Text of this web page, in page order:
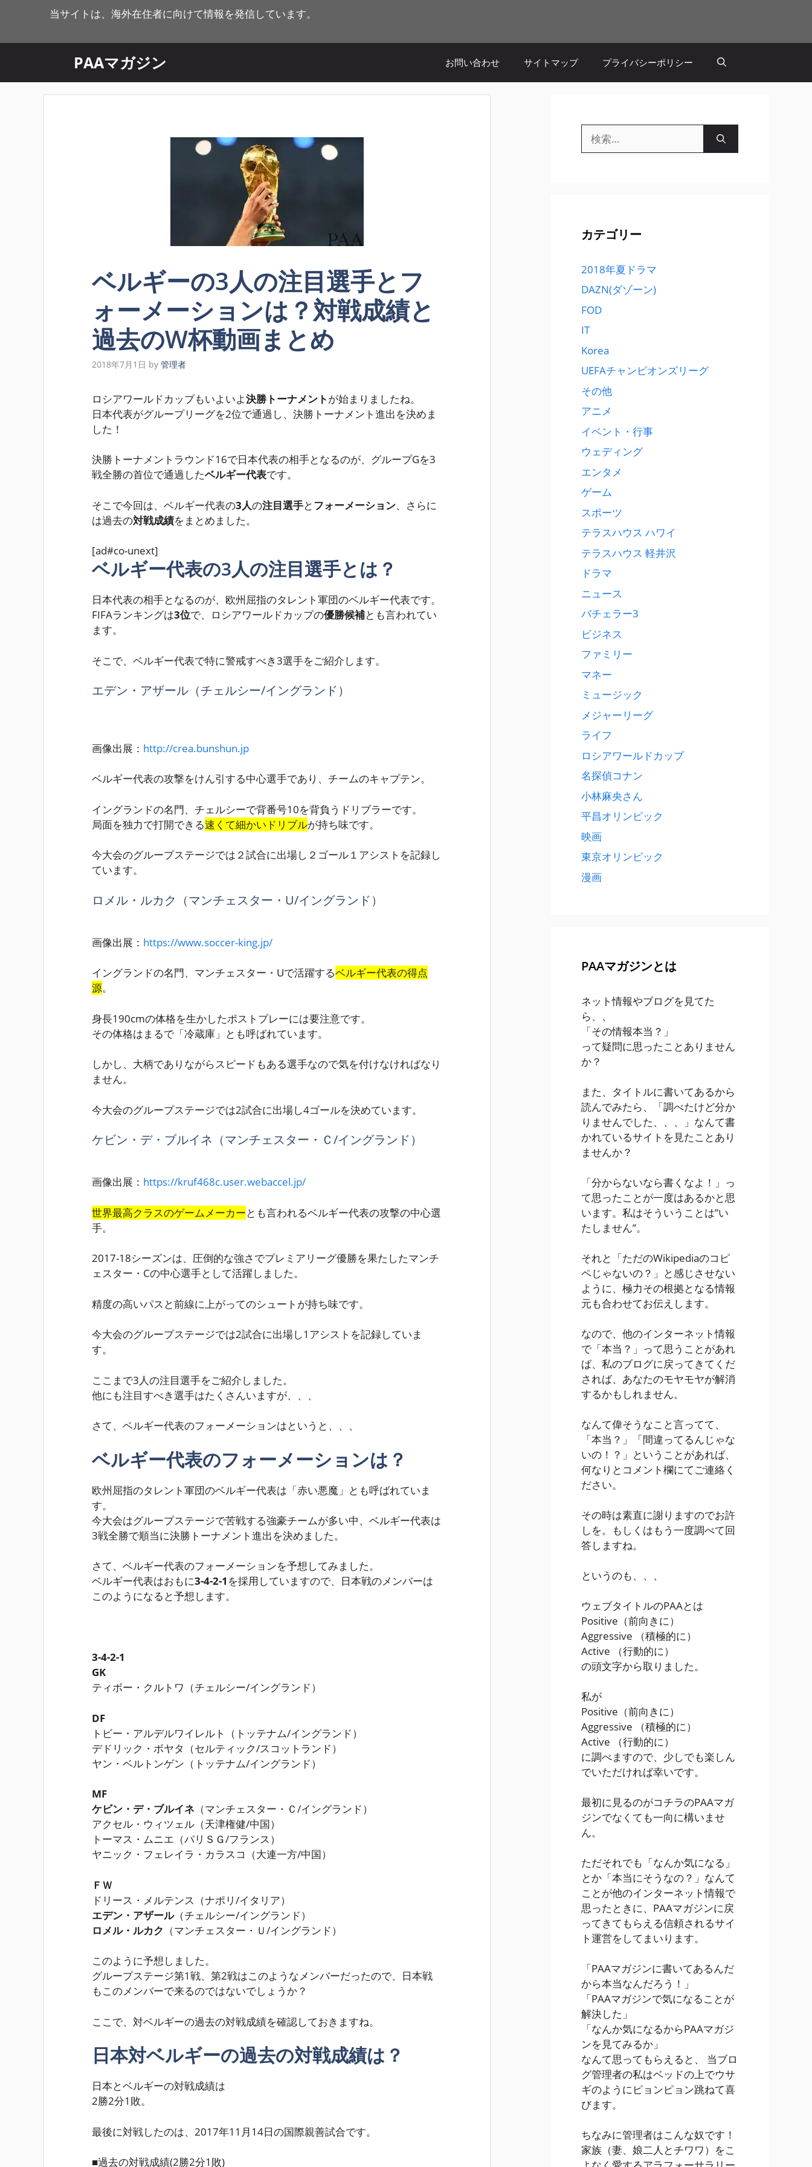
へ
当サイトは、海外在住者に向けて情報を発信しています。
PAAマガジン お問い合わせ サイトマップ プライバシーポリシー
ベルギーの3人の注目選手とフ
ォーメーションは？対戦成績と
過去のW杯動画まとめ
2018年7月1日 by 管理者
ロシアワールドカップもいよいよ決勝トーナメントが始まりましたね。
日本代表がグループリーグを2位で通過し、決勝トーナメント進出を決めま
した！
決勝トーナメントラウンド16で日本代表の相手となるのが、グループGを3
戦全勝の首位で通過したベルギー代表です。
そこで今回は、ベルギー代表の3人の注目選手とフォーメーション、さらに
は過去の対戦成績をまとめました。
[ad#co-unext]
ベルギー代表の3人の注目選手とは？
日本代表の相手となるのが、欧州屈指のタレント軍団のベルギー代表です。
FIFAランキングは3位で、ロシアワールドカップの優勝候補とも言われてい
ます。
そこで、ベルギー代表で特に警戒すべき3選手をご紹介します。
エデン・アザール（チェルシー/イングランド）
画像出展： http://crea.bunshun.jp
ベルギー代表の攻撃をけん引する中心選手であり、チームのキャプテン。
イングランドの名門、チェルシーで背番号10を背負うドリブラーです。
局面を独力で打開できる速くて細かいドリブルが持ち味です。
今大会のグループステージでは２試合に出場し ２ゴール１アシスト を記録し
ています。
ロメル・ルカク（マンチェスター・U/イングランド）
画像出展： https://www.soccer-king.jp/
イングランドの名門、マンチェスター・Uで活躍するベルギー代表の得点
源。
身長190cmの体格を生かしたポストプレーには要注意です。
その体格はまるで「冷蔵庫」とも呼ばれています。
しかし、大柄でありながらスピードもある選手なので気を付けなければなり
ません。
今大会のグループステージでは2試合に出場し4ゴールを決めています。
ケビン・デ・ブルイネ（マンチェスター・Ｃ/イングランド）
画像出展： https://kruf468c.user.webaccel.jp/
世界最高クラスのゲームメーカーとも言われるベルギー代表の攻撃の中心選
手。
2017-18シーズンは、圧倒的な強さでプレミアリーグ優勝を果たしたマンチ
ェスター・Cの中心選手として活躍しました。
精度の高いパス と前線に上がってのシュートが持ち味です。
今大会のグループステージでは2試合に出場し1アシスト を記録していま
す。
ここまで3人の注目選手をご紹介しました。
他にも注目すべき選手はたくさんいますが、、、
さて、ベルギー代表のフォーメーションはというと、、、
ベルギー代表のフォーメーションは？
欧州屈指のタレント軍団のベルギー代表は「赤い悪魔」とも呼ばれていま
す。
今大会はグループステージで苦戦する強豪チームが多い中、ベルギー代表は
3戦全勝で順当に決勝トーナメント進出を決めました。
さて、ベルギー代表のフォーメーションを予想してみました。
ベルギー代表はおもに3-4-2-1 を採用していますので、日本戦のメンバーは
このようになると予想します。
3-4-2-1
GK
ティボー・クルトワ（チェルシー/イングランド）
DF
トビー・アルデルワイレルト（トッテナム/イングランド）
デドリック・ボヤタ（セルティック/スコットランド）
ヤン・ベルトンゲン（トッテナム/イングランド）
MF
ケビン・デ・ブルイネ （マンチェスター・Ｃ/イングランド）
アクセル・ウィツェル（天津権健/中国）
トーマス・ムニエ（パリＳＧ/フランス）
ヤニック・フェレイラ・カラスコ（大連一方/中国）
ＦＷ
ドリース・メルテンス（ナポリ/イタリア）
エデン・アザール（チェルシー/イングランド）
ロメル・ルカク （マンチェスター・Ｕ/イングランド）
このように予想しました。
グループステージ第1戦、第2戦はこのようなメンバーだったので、日本戦
もこのメンバーで来るのではないでしょうか？
ここで、対ベルギーの過去の対戦成績を確認しておきますね。
日本対ベルギーの過去の対戦成績は？
日本とベルギーの対戦成績は
2勝2分1敗。
最後に対戦したのは、2017年11月14日の国際親善試合です。
■過去の対戦成績(2勝2分1敗)
索:
カテゴリー
2018年夏ドラマ
DAZN(ダゾーン)
FOD
IT
Korea
UEFAチャンピオンズリーグ
その他
アニメ
イベント・行事
ウェディング
エンタメ
ゲーム
スポーツ
テラスハウス ハワイ
テラスハウス 軽井沢
ドラマ
ニュース
バチェラー3
ビジネス
ファミリー
マネー
ミュージック
メジャーリーグ
ライフ
ロシアワールドカップ
名探偵コナン
小林麻央さん
平昌オリンピック
映画
東京オリンピック
漫画
PAAマガジンとは
ネット情報やブログを見てた
ら、、
「その情報本当？」
って疑問に思ったことありません
か？
また、タイトルに書いてあるから
読んでみたら、「調べたけど分か
りませんでした、、、」なんて書
かれているサイトを見たことあり
ませんか？
「分からないなら書くなよ！」っ
て思ったことが一度はあるかと思
います。私はそういうことは”い
たしません”。
それと「ただのWikipediaのコピ
ペじゃないの？」と感じさせない
ように、極力その根拠となる情報
元も合わせてお伝えします。
なので、他のインターネット情報
で「本当？」って思うことがあれ
ば、私のブログに戻ってきてくだ
されば、あなたのモヤモヤが解消
するかもしれません。
なんて偉そうなこと言ってて、
「本当？」「間違ってるんじゃな
いの！？」ということがあれば、
何なりとコメント欄にてご連絡く
ださい。
その時は素直に謝りますのでお許
しを。もしくはもう一度調べて回
答しますね。
というのも、、、
ウェブタイトルのPAAとは
Positive （前向きに）
Aggressive
（積極的に）
Active
（行動的に）
の頭文字から取りました。
私が
Positive （前向きに）
Aggressive
（積極的に）
Active
（行動的に）
に調べますので、少しでも楽しん
でいただければ幸いです。
最初に見るのがコチラのPAAマガ
ジンでなくても一向に構いませ
ん。
ただそれでも「なんか気になる」
とか「本当にそうなの？」なんて
ことが他のインターネット情報で
思ったときに、PAAマガジンに戻
ってきてもらえる信頼されるサイ
ト運営をしてまいります。
「PAAマガジンに書いてあるんだ
から本当なんだろう！」
「PAAマガジンで気になることが
解決した」
「なんか気になるからPAAマガジ
ンを見てみるか」
なんて思ってもらえると、 当ブロ
グ管理者の私はベッドの上でウサ
ギのようにピョンピョン跳ねて喜
びます。
ちなみに管理者はこんな奴です！
家族（妻、娘二人とチワワ）をこ